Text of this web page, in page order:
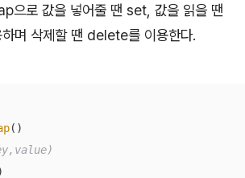
로 값을 넣어줄 땐 set, 값을 읽을 땐
며 삭제할 땐 delete를 이용한다.